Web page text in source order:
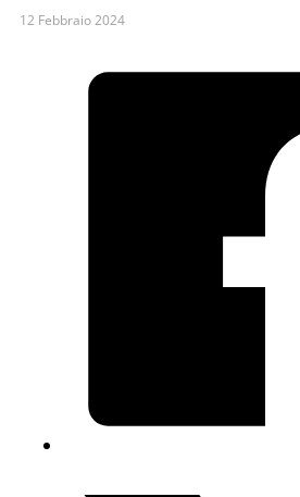
12 Febbraio 2024